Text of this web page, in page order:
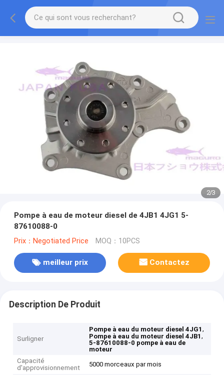
2/3
Pompe à eau de moteur diesel de 4JB1 4JG1 5-
87610088-0
Prix：Negotiated Price MOQ：10PCS
meilleur prix Contactez
Description De Produit
Surligner
Pompe à eau du moteur diesel 4JG1,
Pompe à eau du moteur diesel 4JB1,
5-87610088-0 pompe à eau de
moteur
Capacité
d'approvisionnement
5000 morceaux par mois